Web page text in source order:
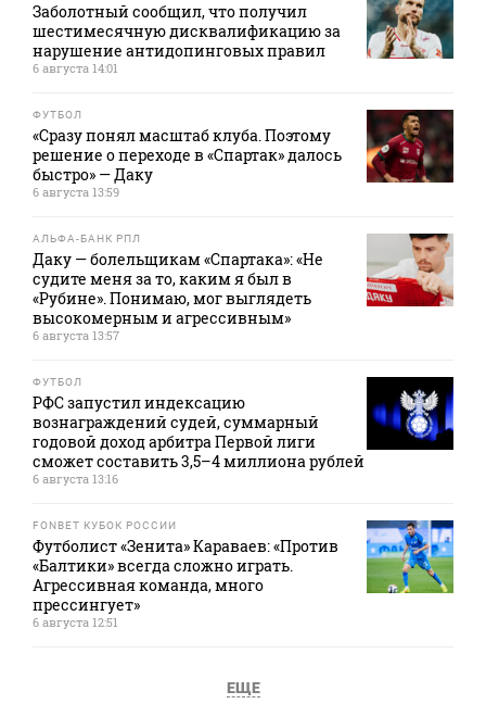
Заболотный сообщил, что получил
шестимесячную дисквалификацию за
нарушение антидопинговых правил
6 августа 14:01
ФУТБОЛ
«Сразу понял масштаб клуба. Поэтому
решение о переходе в «Спартак» далось
быстро» — Даку
6 августа 13:59
АЛЬФА-БАНК РПЛ
Даку — болельщикам «Спартака»: «Не
судите меня за то, каким я был в
«Рубине». Понимаю, мог выглядеть
высокомерным и агрессивным»
6 августа 13:57
ФУТБОЛ
РФС запустил индексацию
вознаграждений судей, суммарный
годовой доход арбитра Первой лиги
сможет составить 3,5–4 миллиона рублей
6 августа 13:16
FONBET КУБОК РОССИИ
Футболист «Зенита» Караваев: «Против
«Балтики» всегда сложно играть.
Агрессивная команда, много
прессингует»
6 августа 12:51
ЕЩЕ